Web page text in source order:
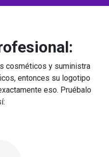
cosméticos y suministra
entonces su logotipo
eso. Pruébalo